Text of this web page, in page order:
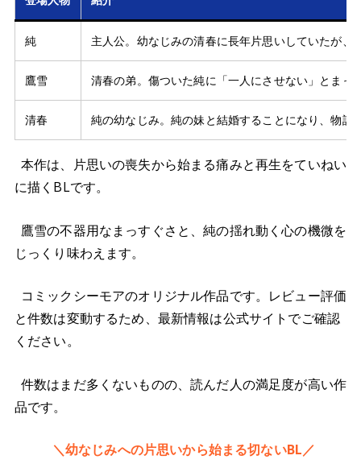
純 主人公。幼なじみの清春に長年片思いしていたが
鷹雪 清春の弟。傷ついた純に「一人にさせない」とまっ
清春 純の幼なじみ。純の妹と結婚することになり、物語
本作は、片思いの喪失から始まる痛みと再生をていねい
に描くBLです。
鷹雪の不器用なまっすぐさと、純の揺れ動く心の機微を
じっくり味わえます。
コミックシーモアのオリジナル作品です。レビュー評価
と件数は変動するため、最新情報は公式サイトでご確認
ください。
件数はまだ多くないものの、読んだ人の満足度が高い作
品です。
＼幼なじみへの片思いから始まる切ないBL／